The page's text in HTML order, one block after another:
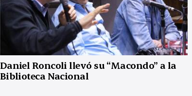
Daniel Roncoli llevó su “Macondo” a la
Biblioteca Nacional